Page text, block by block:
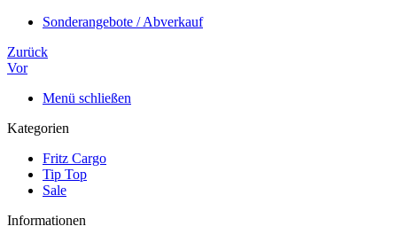
Sonderangebote / Abverkauf
Zurück
Vor
Menü schließen
Kategorien
Fritz Cargo
Tip Top
Sale
Informationen